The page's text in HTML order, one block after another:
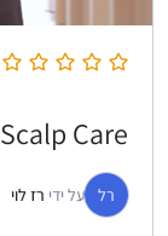
Scalp Care – עמית הולנדר
רל על ידי רז לוי